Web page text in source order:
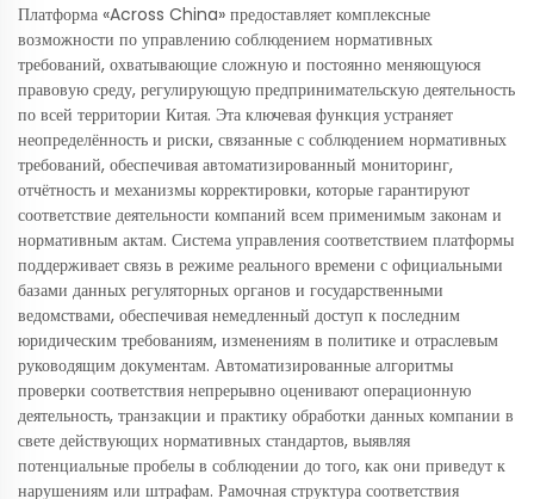
Платформа «Across China» предоставляет комплексные
возможности по управлению соблюдением нормативных
требований, охватывающие сложную и постоянно меняющуюся
правовую среду, регулирующую предпринимательскую деятельность
по всей территории Китая. Эта ключевая функция устраняет
неопределённость и риски, связанные с соблюдением нормативных
требований, обеспечивая автоматизированный мониторинг,
отчётность и механизмы корректировки, которые гарантируют
соответствие деятельности компаний всем применимым законам и
нормативным актам. Система управления соответствием платформы
поддерживает связь в режиме реального времени с официальными
базами данных регуляторных органов и государственными
ведомствами, обеспечивая немедленный доступ к последним
юридическим требованиям, изменениям в политике и отраслевым
руководящим документам. Автоматизированные алгоритмы
проверки соответствия непрерывно оценивают операционную
деятельность, транзакции и практику обработки данных компании в
свете действующих нормативных стандартов, выявляя
потенциальные пробелы в соблюдении до того, как они приведут к
нарушениям или штрафам. Рамочная структура соответствия